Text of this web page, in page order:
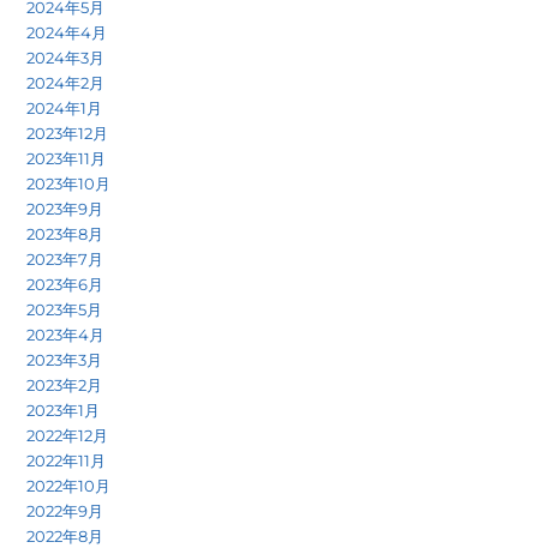
2024年5月
2024年4月
2024年3月
2024年2月
2024年1月
2023年12月
2023年11月
2023年10月
2023年9月
2023年8月
2023年7月
2023年6月
2023年5月
2023年4月
2023年3月
2023年2月
2023年1月
2022年12月
2022年11月
2022年10月
2022年9月
2022年8月